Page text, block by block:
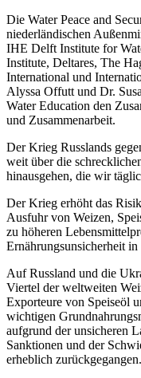
Die Water Peace and
niederländischen
IHE Delft Institute for
Institute, Deltares, The
International und
Alyssa Offutt und Dr.
Water Education den
und Zusammenarbeit.
Der Krieg Russlands
weit über die
hinausgehen, die wir
Der Krieg erhöht das
Ausfuhr von Weizen,
zu höheren
Ernährungsunsicherheit
Auf Russland und die
Viertel der weltweiten
Exporteure von Speiseöl
wichtigen
aufgrund der unsicheren
Sanktionen und der
erheblich zurückgegangen.